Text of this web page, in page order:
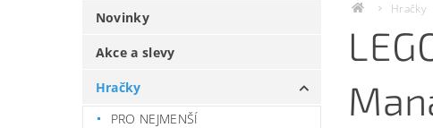
Novinky
Akce a slevy
Hračky
PRO NEJMENŠÍ
Hračky